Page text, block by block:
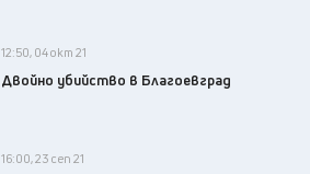
12:50, 04 окт 21
Двойно убийство в Благоевград
16:00, 23 сеп 21